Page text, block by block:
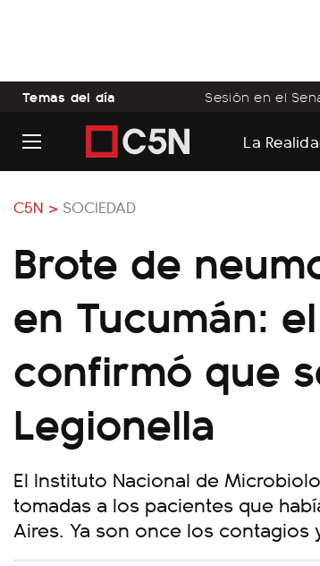
Temas del día Sesión en el
La
C5N > SOCIEDAD
Brote de
en Tucumán:
confirmó que
Legionella
El Instituto Nacional de
tomadas a los pacientes que
Aires. Ya son once los contagios